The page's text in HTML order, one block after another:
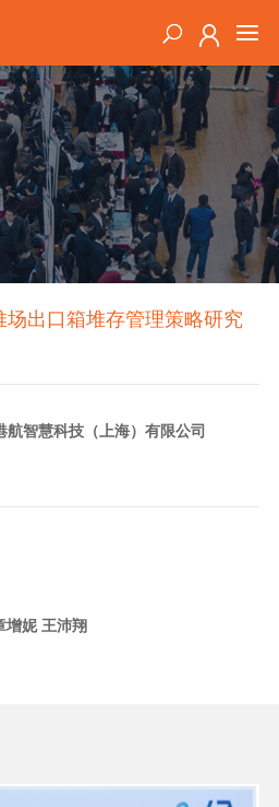
出口箱堆存管理策略研究
航智慧科技（上海）有限公司
增妮 王沛翔